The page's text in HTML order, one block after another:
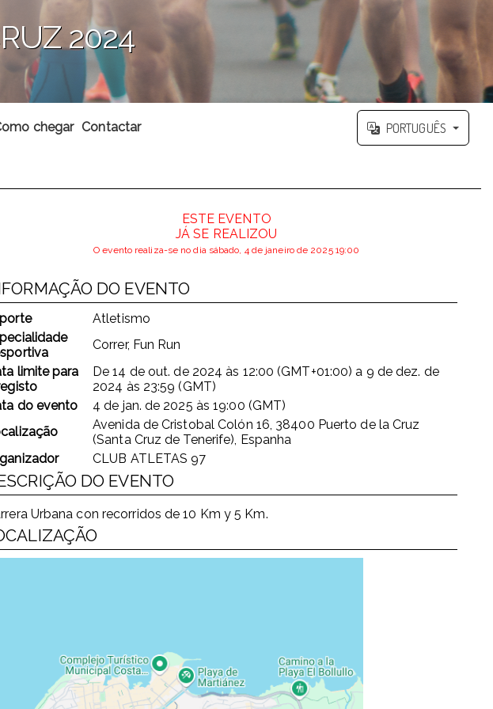
2024
chegar Contactar PORTUGUÊS
ESTE EVENTO
JÁ SE REALIZOU
O evento realiza-se no dia sábado, 4 de janeiro de 2025 19:00
DO EVENTO
Atletismo
Correr, Fun Run
limite para
De14 de out. de 2024 às 12:00 (GMT+01:00) a 9 de dez. de
2024 às 23:59 (GMT)
do evento
4 de jan. de 2025 às19:00 (GMT)
Avenida de Cristobal Colón 16, 38400 Puerto de la Cruz
(Santa Cruz de Tenerife), Espanha
CLUB ATLETAS 97
DO EVENTO
Urbana con recorridos de 10 Km y 5 Km.